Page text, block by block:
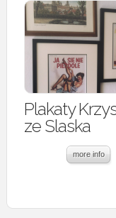
Plakaty
ze Slaska
more info